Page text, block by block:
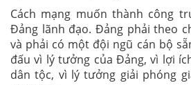
Cách mạng muốn thành công
Đảng lãnh đạo. Đảng phải theo
và phải có một đội ngũ cán bộ
đấu vì lý tưởng của Đảng, vì lợi
dân tộc, vì lý tưởng giải phóng